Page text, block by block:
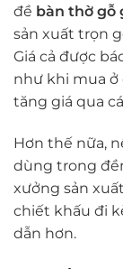
đề bàn thờ gỗ
sản xuất trọn
Giá cả được
như khi mua ở
tăng giá qua
Hơn thế nữa,
dùng trong
xưởng sản
chiết khấu đi
dẫn hơn.